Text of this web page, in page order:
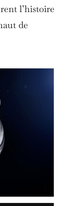
l’histoire
de